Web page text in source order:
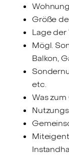
Größe
Lage
Mögl.
Balkon,
etc.
Was